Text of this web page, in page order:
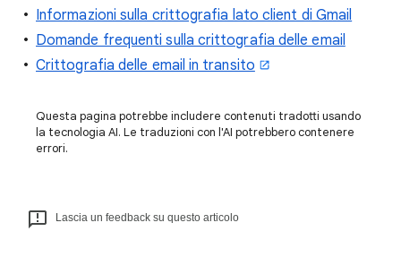
Informazioni sulla crittografia lato client di Gmail
Domande frequenti sulla crittografia delle email
Crittografia delle email in transito
Questa pagina potrebbe includere contenuti tradotti usando
la tecnologia AI. Le traduzioni con l'AI potrebbero contenere
errori.
Lascia un feedback su questo articolo